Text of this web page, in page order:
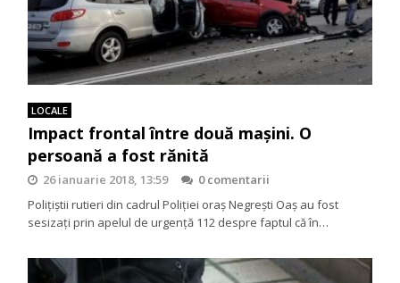
LOCALE
Impact frontal între două mașini. O
persoană a fost rănită
26 ianuarie 2018, 13:59
0 comentarii
Polițiștii rutieri din cadrul Poliției oraș Negrești Oaș au fost
sesizați prin apelul de urgență 112 despre faptul că în…